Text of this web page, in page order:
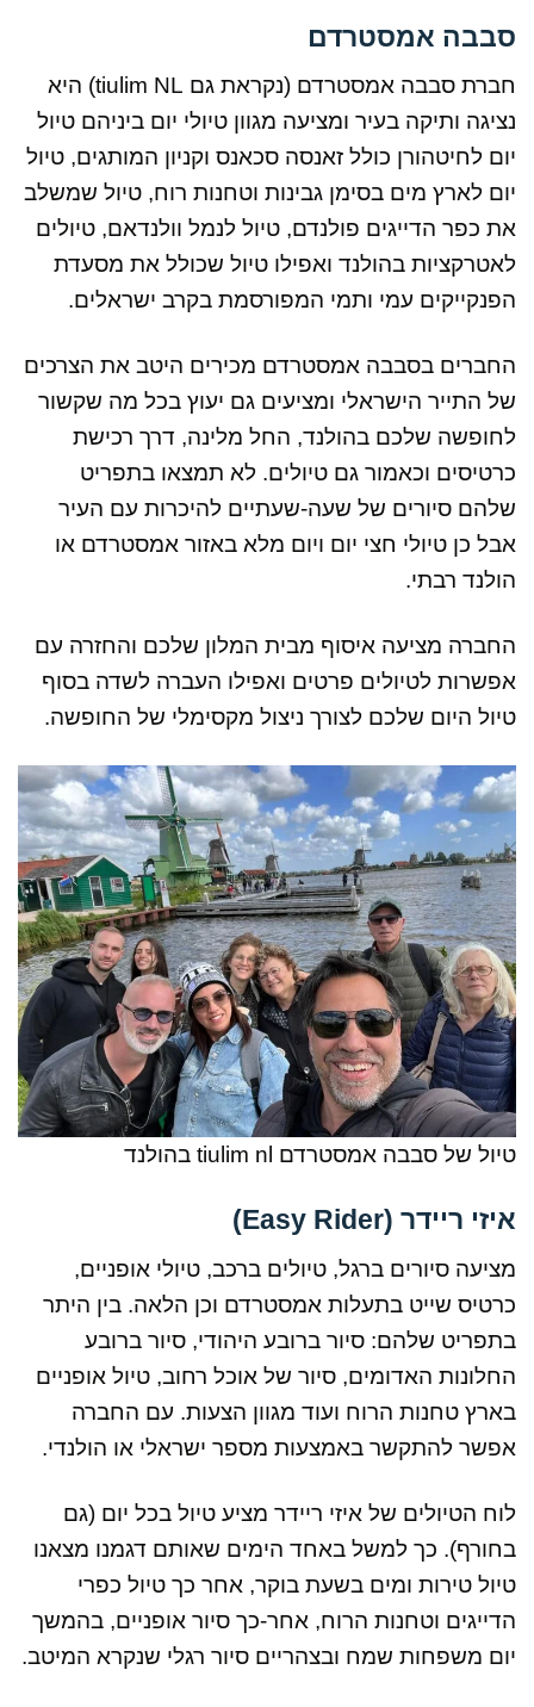
סבבה אמסטרדם
חברת סבבה אמסטרדם (נקראת גם tiulim NL) היא
נציגה ותיקה בעיר ומציעה מגוון טיולי יום ביניהם טיול
יום לחיטהורן כולל זאנסה סכאנס וקניון המותגים, טיול
יום לארץ מים בסימן גבינות וטחנות רוח, טיול שמשלב
את כפר הדייגים פולנדם, טיול לנמל וולנדאם, טיולים
לאטרקציות בהולנד ואפילו טיול שכולל את מסעדת
הפנקייקים עמי ותמי המפורסמת בקרב ישראלים.
החברים בסבבה אמסטרדם מכירים היטב את הצרכים
של התייר הישראלי ומציעים גם יעוץ בכל מה שקשור
לחופשה שלכם בהולנד, החל מלינה, דרך רכישת
כרטיסים וכאמור גם טיולים. לא תמצאו בתפריט
שלהם סיורים של שעה-שעתיים להיכרות עם העיר
אבל כן טיולי חצי יום ויום מלא באזור אמסטרדם או
הולנד רבתי.
החברה מציעה איסוף מבית המלון שלכם והחזרה עם
אפשרות לטיולים פרטים ואפילו העברה לשדה בסוף
טיול היום שלכם לצורך ניצול מקסימלי של החופשה.
טיול של סבבה אמסטרדם tiulim nl בהולנד
איזי ריידר (Easy Rider)
מציעה סיורים ברגל, טיולים ברכב, טיולי אופניים,
כרטיס שייט בתעלות אמסטרדם וכן הלאה. בין היתר
בתפריט שלהם: סיור ברובע היהודי, סיור ברובע
החלונות האדומים, סיור של אוכל רחוב, טיול אופניים
בארץ טחנות הרוח ועוד מגוון הצעות. עם החברה
אפשר להתקשר באמצעות מספר ישראלי או הולנדי.
לוח הטיולים של איזי ריידר מציע טיול בכל יום (גם
בחורף). כך למשל באחד הימים שאותם דגמנו מצאנו
טיול טירות ומים בשעת בוקר, אחר כך טיול כפרי
הדייגים וטחנות הרוח, אחר-כך סיור אופניים, בהמשך
יום משפחות שמח ובצהריים סיור רגלי שנקרא המיטב.